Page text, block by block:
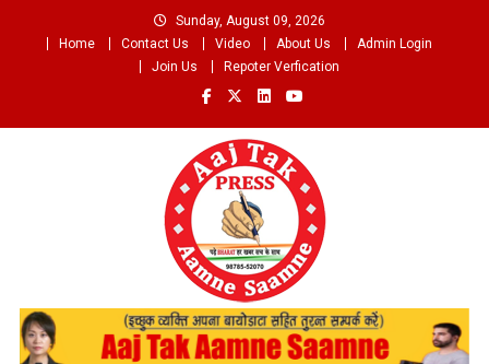
Sunday, August 09, 2026
Home
Contact Us Video About Us
Admin Login
Join Us
Repoter Verfication
Aaj Tak Aamne Saamne.com